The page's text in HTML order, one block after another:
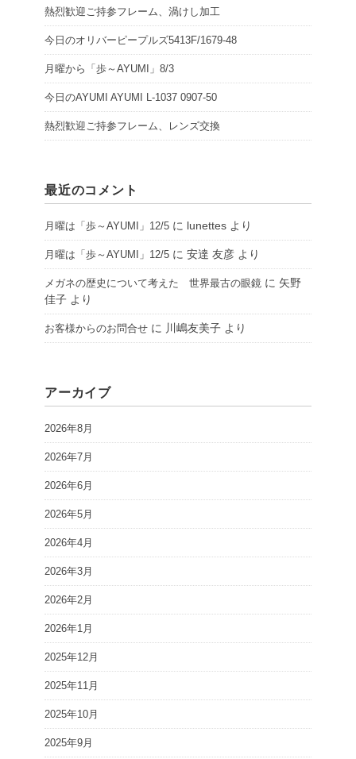
熱烈歓迎ご持参フレーム、渦けし加工
今日のオリバーピープルズ5413F/1679-48
月曜から「歩～AYUMI」8/3
今日のAYUMI AYUMI L-1037 0907-50
熱烈歓迎ご持参フレーム、レンズ交換
最近のコメント
月曜は「歩～AYUMI」12/5 に lunettes より
月曜は「歩～AYUMI」12/5 に 安達 友彦 より
メガネの歴史について考えた 世界最古の眼鏡 に 矢野
佳子 より
お客様からのお問合せ に 川嶋友美子 より
アーカイブ
2026年8月
2026年7月
2026年6月
2026年5月
2026年4月
2026年3月
2026年2月
2026年1月
2025年12月
2025年11月
2025年10月
2025年9月